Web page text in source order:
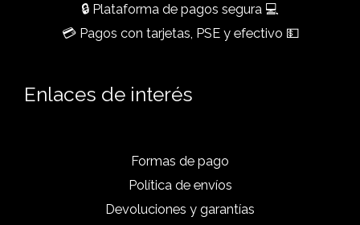
🔒 Plataforma de pagos segura 💻
💳 Pagos con tarjetas, PSE y efectivo 💵
Enlaces de interés
Formas de pago
Política de envíos
Devoluciones y garantías